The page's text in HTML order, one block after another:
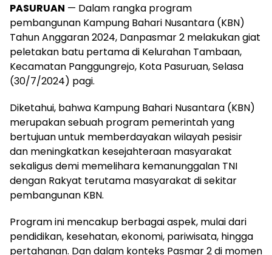
PASURUAN — Dalam rangka program
pembangunan Kampung Bahari Nusantara (KBN)
Tahun Anggaran 2024, Danpasmar 2 melakukan giat
peletakan batu pertama di Kelurahan Tambaan,
Kecamatan Panggungrejo, Kota Pasuruan, Selasa
(30/7/2024) pagi.
Diketahui, bahwa Kampung Bahari Nusantara (KBN)
merupakan sebuah program pemerintah yang
bertujuan untuk memberdayakan wilayah pesisir
dan meningkatkan kesejahteraan masyarakat
sekaligus demi memelihara kemanunggalan TNI
dengan Rakyat terutama masyarakat di sekitar
pembangunan KBN.
Program ini mencakup berbagai aspek, mulai dari
pendidikan, kesehatan, ekonomi, pariwisata, hingga
pertahanan. Dan dalam konteks Pasmar 2 di momen